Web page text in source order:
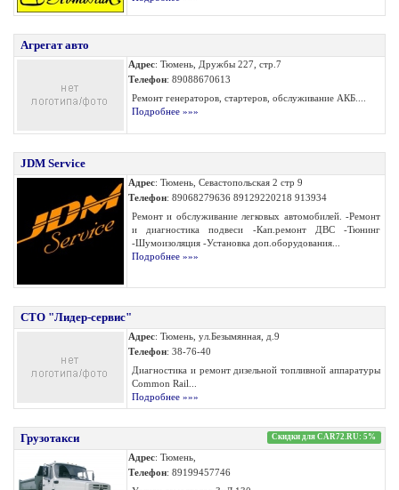
Агрегат авто
Адрес: Тюмень, Дружбы 227, стр.7
Телефон: 89088670613
Ремонт генераторов, стартеров, обслуживание АКБ....
Подробнее »»»
JDM Service
Адрес: Тюмень, Севастопольская 2 стр 9
Телефон: 89068279636 89129220218 913934
Ремонт и обслуживание легковых автомобилей. -Ремонт
и диагностика подвеси -Кап.ремонт ДВС -Тюнинг
-Шумоизоляция -Установка доп.оборудования...
Подробнее »»»
СТО "Лидер-сервис"
Адрес: Тюмень, ул.Безымянная, д.9
Телефон: 38-76-40
Диагностика и ремонт дизельной топливной аппаратуры
Common Rail...
Подробнее »»»
Грузотакси Скидки для CAR72.RU: 5%
Адрес: Тюмень,
Телефон: 89199457746